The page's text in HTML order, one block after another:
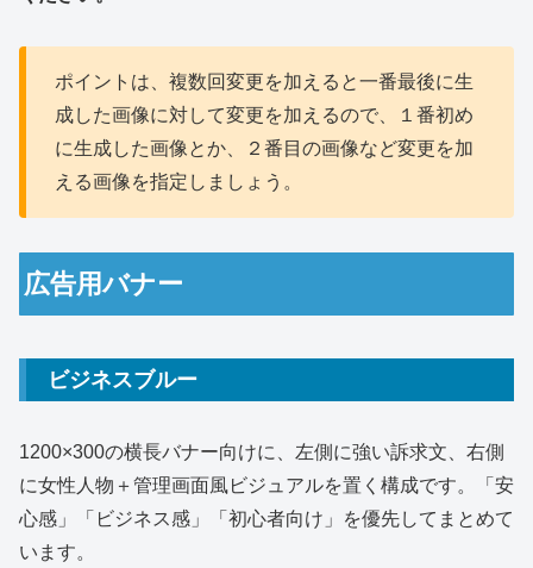
ポイントは、複数回変更を加えると一番最後に生
成した画像に対して変更を加えるので、１番初め
に生成した画像とか、２番目の画像など変更を加
える画像を指定しましょう。
広告用バナー
ビジネスブルー
1200×300の横長バナー向けに、左側に強い訴求文、右側
に女性人物＋管理画面風ビジュアルを置く構成です。「安
心感」「ビジネス感」「初心者向け」を優先してまとめて
います。